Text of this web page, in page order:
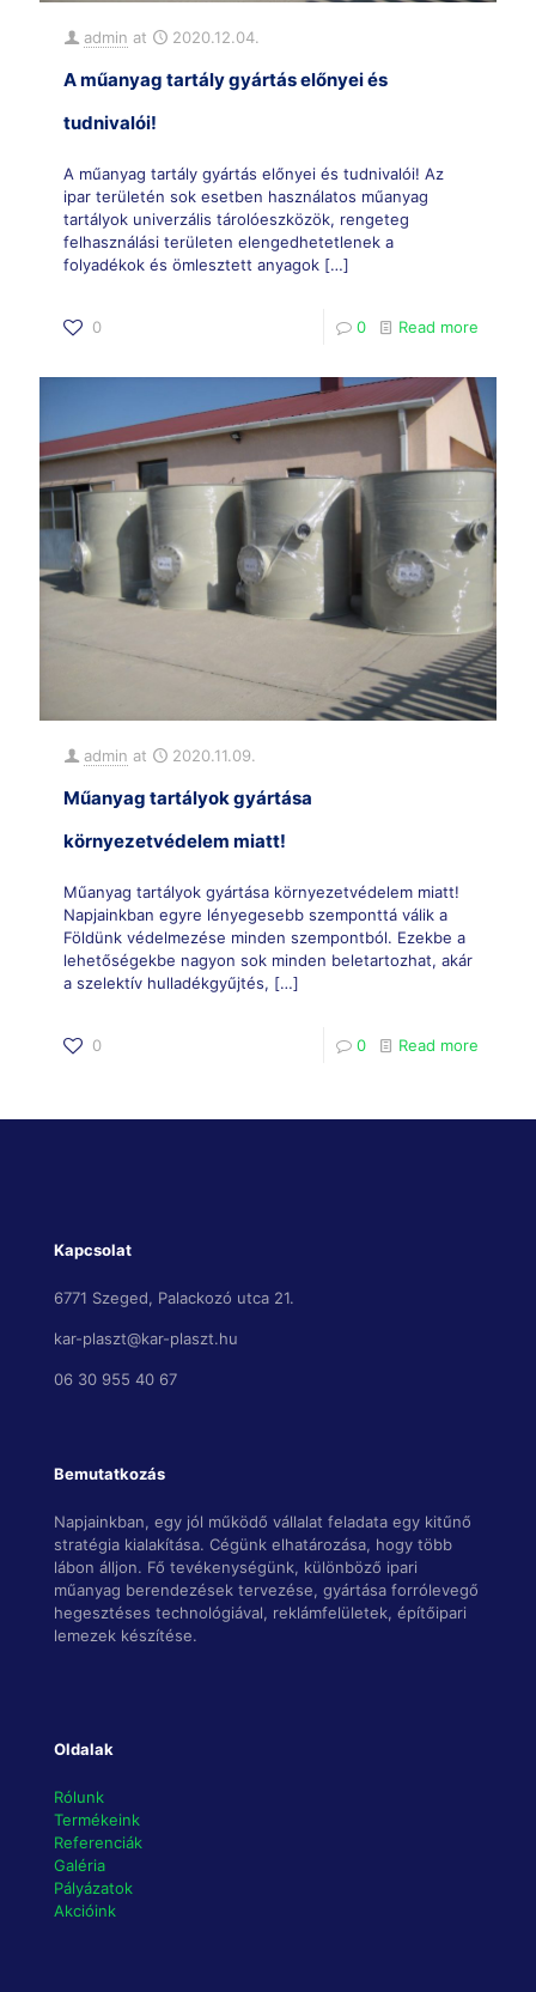
admin at 2020.12.04.
A műanyag tartály gyártás előnyei és
tudnivalói!
A műanyag tartály gyártás előnyei és tudnivalói! Az
ipar területén sok esetben használatos műanyag
tartályok univerzális tárolóeszközök, rengeteg
felhasználási területen elengedhetetlenek a
folyadékok és ömlesztett anyagok […]
0 0 Read more
admin at 2020.11.09.
Műanyag tartályok gyártása
környezetvédelem miatt!
Műanyag tartályok gyártása környezetvédelem miatt!
Napjainkban egyre lényegesebb szemponttá válik a
Földünk védelmezése minden szempontból. Ezekbe a
lehetőségekbe nagyon sok minden beletartozhat, akár
a szelektív hulladékgyűjtés, […]
0 0 Read more
Kapcsolat
6771 Szeged, Palackozó utca 21.
kar-plaszt@kar-plaszt.hu
06 30 955 40 67
Bemutatkozás
Napjainkban, egy jól működő vállalat feladata egy kitűnő
stratégia kialakítása. Cégünk elhatározása, hogy több
lábon álljon. Fő tevékenységünk, különböző ipari
műanyag berendezések tervezése, gyártása forrólevegő
hegesztéses technológiával, reklámfelületek, építőipari
lemezek készítése.
Oldalak
Rólunk
Termékeink
Referenciák
Galéria
Pályázatok
Akcióink